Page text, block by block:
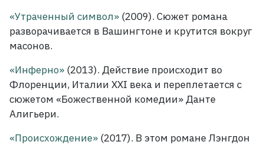
«Утраченный символ» (2009). Сюжет романа
разворачивается в Вашингтоне и крутится вокруг
масонов.
«Инферно» (2013). Действие происходит во
Флоренции, Италии XXI века и переплетается с
сюжетом «Божественной комедии» Данте
Алигьери.
«Происхождение» (2017). В этом романе Лэнгдон